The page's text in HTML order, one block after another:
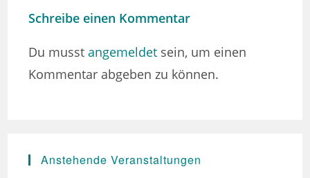
Schreibe einen Kommentar
Du musstangemeldet sein, um einen
Kommentar abgeben zu können.
Anstehende Veranstaltungen